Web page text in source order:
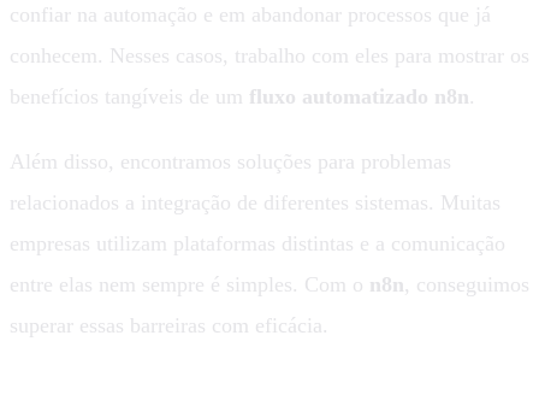
confiar na automação e em abandonar processos que já
conhecem. Nesses casos, trabalho com eles para mostrar os
benefícios tangíveis de um fluxo automatizado n8n.
Além disso, encontramos soluções para problemas
relacionados a integração de diferentes sistemas. Muitas
empresas utilizam plataformas distintas e a comunicação
entre elas nem sempre é simples. Com o n8n, conseguimos
superar essas barreiras com eficácia.